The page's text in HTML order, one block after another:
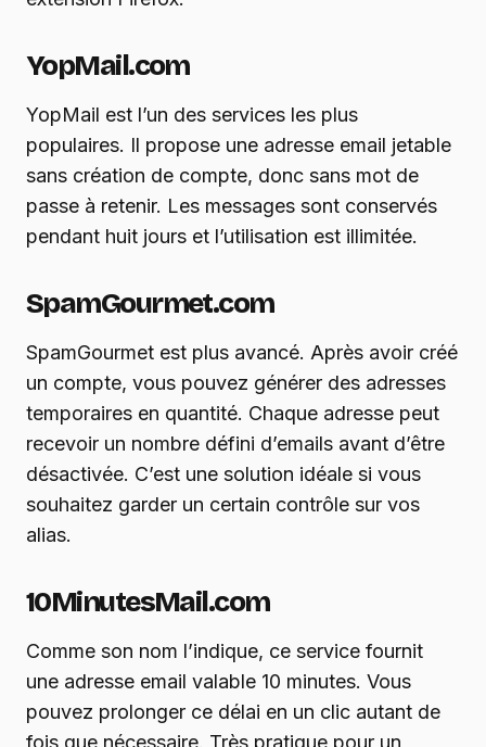
YopMail.com
YopMail est l’un des services les plus
populaires. Il propose une adresse email jetable
sans création de compte, donc sans mot de
passe à retenir. Les messages sont conservés
pendant huit jours et l’utilisation est illimitée.
SpamGourmet.com
SpamGourmet est plus avancé. Après avoir créé
un compte, vous pouvez générer des adresses
temporaires en quantité. Chaque adresse peut
recevoir un nombre défini d’emails avant d’être
désactivée. C’est une solution idéale si vous
souhaitez garder un certain contrôle sur vos
alias.
10MinutesMail.com
Comme son nom l’indique, ce service fournit
une adresse email valable 10 minutes. Vous
pouvez prolonger ce délai en un clic autant de